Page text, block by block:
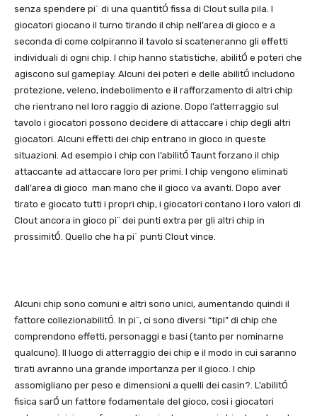
senza spendere pi¨ di una quantitÓ fissa di Clout sulla pila. I
giocatori giocano il turno tirando il chip nell’area di gioco e a
seconda di come colpiranno il tavolo si scateneranno gli effetti
individuali di ogni chip. I chip hanno statistiche, abilitÓ e poteri che
agiscono sul gameplay. Alcuni dei poteri e delle abilitÓ includono
protezione, veleno, indebolimento e il rafforzamento di altri chip
che rientrano nel loro raggio di azione. Dopo l’atterraggio sul
tavolo i giocatori possono decidere di attaccare i chip degli altri
giocatori. Alcuni effetti dei chip entrano in gioco in queste
situazioni. Ad esempio i chip con l’abilitÓ Taunt forzano il chip
attaccante ad attaccare loro per primi. I chip vengono eliminati
dall’area di gioco man mano che il gioco va avanti. Dopo aver
tirato e giocato tutti i propri chip, i giocatori contano i loro valori di
Clout ancora in gioco pi¨ dei punti extra per gli altri chip in
prossimitÓ. Quello che ha pi¨ punti Clout vince.
Alcuni chip sono comuni e altri sono unici, aumentando quindi il
fattore collezionabilitÓ. In pi¨, ci sono diversi “tipi” di chip che
comprendono effetti, personaggi e basi (tanto per nominarne
qualcuno). Il luogo di atterraggio dei chip e il modo in cui saranno
tirati avranno una grande importanza per il gioco. I chip
assomigliano per peso e dimensioni a quelli dei casin?. L’abilitÓ
fisica sarÓ un fattore fodamentale del gioco, cosi i giocatori